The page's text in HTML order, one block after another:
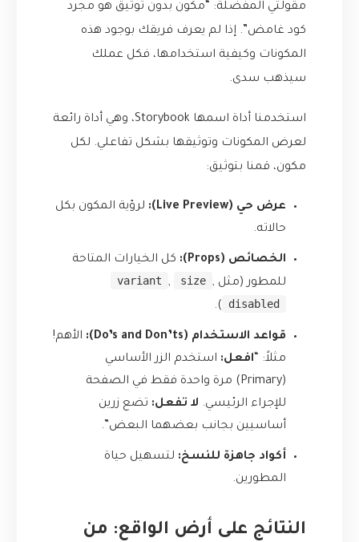
مقولتي المفضلة: “مكون بدون توثيق هو مجرد
كود غامض”. إذا لم يعرف فريقك بوجود هذه
المكونات وكيفية استخدامها، فكل عملك
سيذهب سدى.
استخدمنا أداة اسمها Storybook، وهي أداة رائعة
لعرض المكونات وتوثيقها بشكل تفاعلي. لكل
مكون، قمنا بتوثيق:
عرض حي (Live Preview):
لرؤية المكون بكل
حالاته.
الخصائص (Props):
كل الخيارات المتاحة
للمطور (مثل
variant , size ,
disabled
).
قواعد الاستخدام (Do’s and Don’ts):
الأهم!
مثلاً: “ افعل: استخدم الزر الأساسي
(Primary) مرة واحدة فقط في الصفحة
للإجراء الرئيسي. لا تفعل: تضع زرين
أساسيين بجانب بعضهما البعض”.
أكواد جاهزة للنسخ: لتسهيل حياة
المطورين.
النتائج على أرض الواقع: من